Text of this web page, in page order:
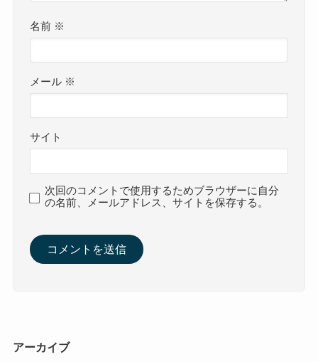
名前 ※
メール ※
サイト
次回のコメントで使用するためブラウザーに自分
の名前、メールアドレス、サイトを保存する。
アーカイブ